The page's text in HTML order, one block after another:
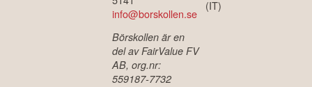
info@borskollen.se
Börskollen är en
del av FairValue FV
AB, org.nr:
559187-7732
(IT)